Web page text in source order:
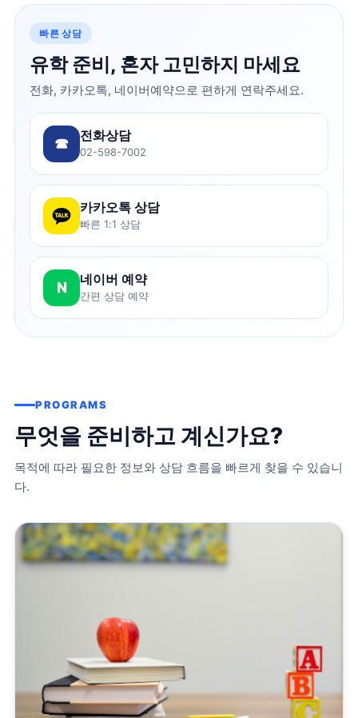
빠른 상담
유학 준비, 혼자 고민하지 마세요
전화, 카카오톡, 네이버예약으로 편하게 연락주세요.
☎ 전화상담
02-598-7002
카카오톡 상담
빠른 1:1 상담
N 네이버 예약
간편 상담 예약
PROGRAMS
무엇을 준비하고 계신가요?
목적에 따라 필요한 정보와 상담 흐름을 빠르게 찾을 수 있습니
다.